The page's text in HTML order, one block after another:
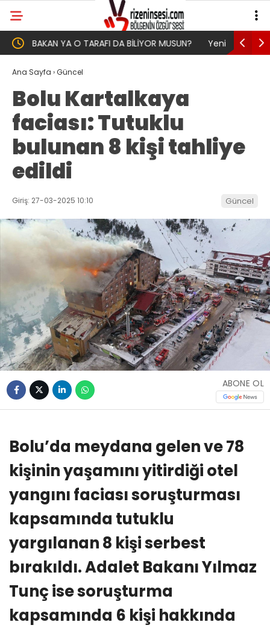
Yeni Parti İktidar Yolculuğuna Erdoğan’ın
Memleketi Rize’den Başladı
Genel
Ana Sayfa ›Güncel
Bolu Kartalkaya
faciası: Tutuklu
bulunan 8 kişi tahliye
edildi
Giriş: 27-03-2025 10:10 Güncel
ABONE OL
Bolu’da meydana gelen ve 78
kişinin yaşamını yitirdiği otel
yangını faciası soruşturması
kapsamında tutuklu
yargılanan 8 kişi serbest
bırakıldı. Adalet Bakanı Yılmaz
Tunç ise soruşturma
kapsamında 6 kişi hakkında